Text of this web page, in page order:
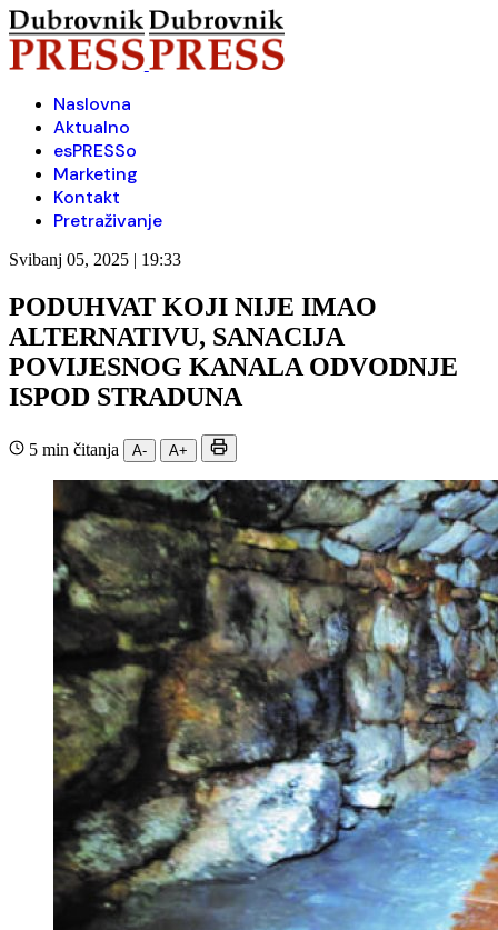
Naslovna
Aktualno
esPRESSo
Marketing
Kontakt
Pretraživanje
Svibanj 05, 2025 | 19:33
PODUHVAT KOJI NIJE IMAO
ALTERNATIVU, SANACIJA
POVIJESNOG KANALA ODVODNJE
ISPOD STRADUNA
5 min čitanja A- A+